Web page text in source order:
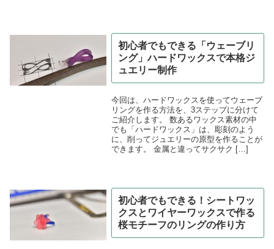
初心者でもできる「ウェーブリ
ング」ハードワックスで本格ジ
ュエリー制作
今回は、ハードワックスを使ってウェーブ
リングを作る方法を、3ステップに分けて
ご紹介します。 数あるワックス素材の中
でも「ハードワックス」は、彫刻のよう
に、削ってジュエリーの原型を作ることが
できます。 金属と違ってサクサク […]
初心者でもできる！シートワッ
クスとワイヤーワックスで作る
桜モチーフのリングの作り方